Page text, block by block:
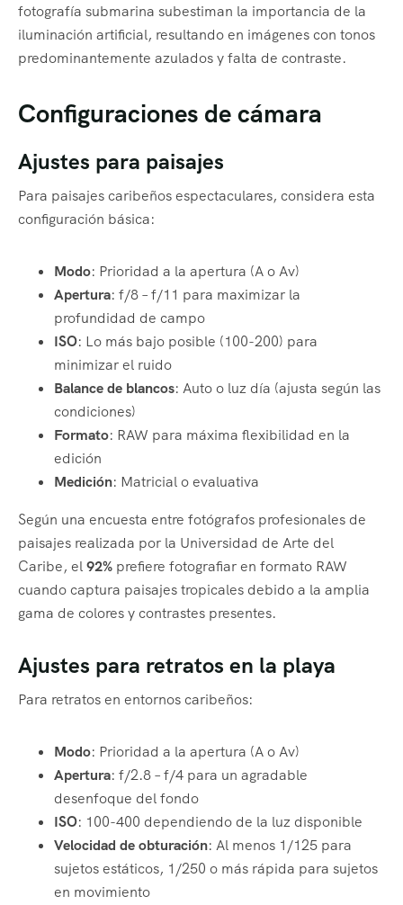
fotografía submarina subestiman la importancia de la
iluminación artificial, resultando en imágenes con tonos
predominantemente azulados y falta de contraste.
Configuraciones de cámara
Ajustes para paisajes
Para paisajes caribeños espectaculares, considera esta
configuración básica:
Modo: Prioridad a la apertura (A o Av)
Apertura: f/8 – f/11 para maximizar la
profundidad de campo
ISO: Lo más bajo posible (100-200) para
minimizar el ruido
Balance de blancos: Auto o luz día (ajusta según las
condiciones)
Formato: RAW para máxima flexibilidad en la
edición
Medición: Matricial o evaluativa
Según una encuesta entre fotógrafos profesionales de
paisajes realizada por la Universidad de Arte del
Caribe, el92% prefiere fotografiar en formato RAW
cuando captura paisajes tropicales debido a la amplia
gama de colores y contrastes presentes.
Ajustes para retratos en la playa
Para retratos en entornos caribeños:
Modo: Prioridad a la apertura (A o Av)
Apertura: f/2.8 – f/4 para un agradable
desenfoque del fondo
ISO: 100-400 dependiendo de la luz disponible
Velocidad de obturación: Al menos 1/125 para
sujetos estáticos, 1/250 o más rápida para sujetos
en movimiento